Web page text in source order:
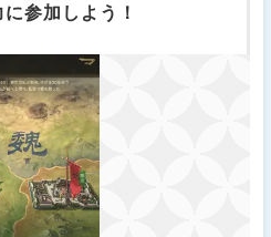
参加しよう！